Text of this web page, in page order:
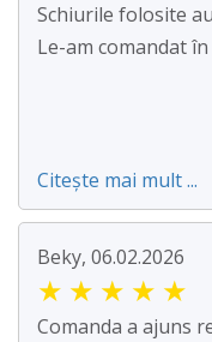
Schiurile folosite
Le-am comandat
Citește mai mult ...
Beky, 06.02.2026
★ ★ ★ ★ ★
Comanda a ajuns